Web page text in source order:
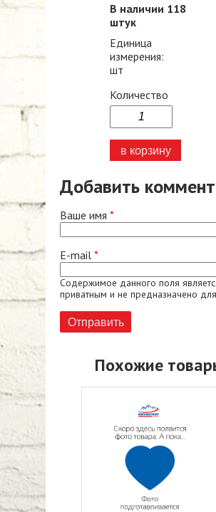
В наличии 118
штук
Единица
измерения:
шт
Количество
Добавить
Ваше имя *
E-mail *
Содержимое данного поля
приватным и не предназначено
Похожие